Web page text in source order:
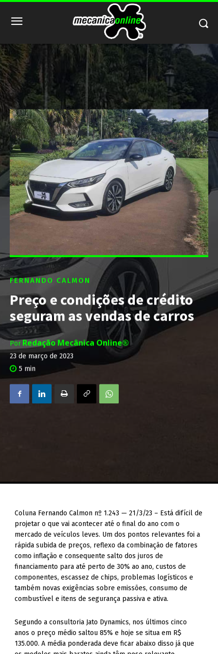
FERNANDO CALMON
Preço e condições de crédito
seguram as vendas de carros
PorRedação Mecânica Online®
23 de março de 2023
5 min
Coluna Fernando Calmon nº 1.243 — 21/3/23 – Está difícil de
projetar o que vai acontecer até o final do ano com o
mercado de veículos leves. Um dos pontos relevantes foi a
rápida subida de preços, reflexo da combinação de fatores
como inflação e consequente salto dos juros de
financiamento para até perto de 30% ao ano, custos de
componentes, escassez de chips, problemas logísticos e
também novas exigências sobre emissões, consumo de
combustível e itens de segurança passiva e ativa.
Segundo a consultoria Jato Dynamics, nos últimos cinco
anos o preço médio saltou 85% e hoje se situa em R$
135.000. A média ponderada deve ficar abaixo disso já que